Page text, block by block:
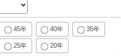
45年 40年 35年
25年 20年